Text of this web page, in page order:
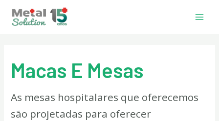
para
Macas E Mesas
As mesas hospitalares que oferecemos
são projetadas para oferecer